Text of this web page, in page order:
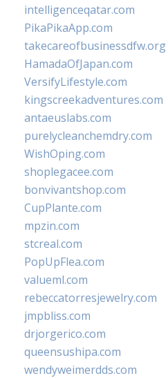
intelligenceqatar.com
PikaPikaApp.com
takecareofbusinessdfw.org
HamadaOfJapan.com
VersifyLifestyle.com
kingscreekadventures.com
antaeuslabs.com
purelycleanchemdry.com
WishOping.com
shoplegacee.com
bonvivantshop.com
CupPlante.com
mpzin.com
stcreal.com
PopUpFlea.com
valueml.com
rebeccatorresjewelry.com
jmpbliss.com
drjorgerico.com
queensushipa.com
wendyweimerdds.com